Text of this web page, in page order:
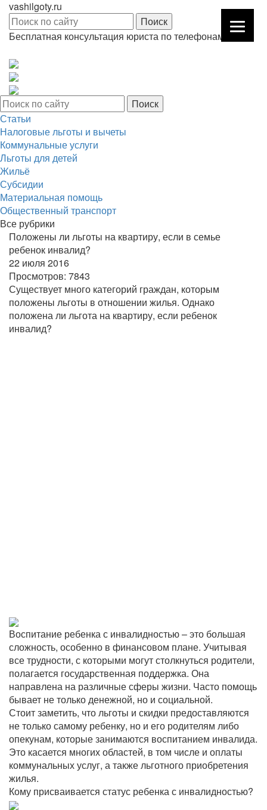
vashilgoty.ru
Бесплатная консультация юриста по телефонам:
Статьи
Налоговые льготы и вычеты
Коммунальные услуги
Льготы для детей
Жильё
Субсидии
Материальная помощь
Общественный транспорт
Все рубрики
Положены ли льготы на квартиру, если в семье
ребенок инвалид?
22 июля 2016
Просмотров: 7843
Существует много категорий граждан, которым
положены льготы в отношении жилья. Однако
положена ли льгота на квартиру, если ребенок
инвалид?
Воспитание ребенка с инвалидностью – это большая
сложность, особенно в финансовом плане. Учитывая
все трудности, с которыми могут столкнуться родители,
полагается государственная поддержка. Она
направлена на различные сферы жизни. Часто помощь
бывает не только денежной, но и социальной.
Стоит заметить, что льготы и скидки предоставляются
не только самому ребенку, но и его родителям либо
опекунам, которые занимаются воспитанием инвалида.
Это касается многих областей, в том числе и оплаты
коммунальных услуг, а также льготного приобретения
жилья.
Кому присваивается статус ребенка с инвалидностью?